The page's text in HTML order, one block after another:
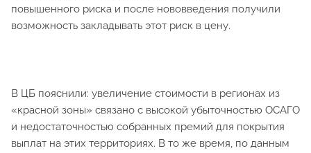
повышенного риска и после нововведения получили
возможность закладывать этот риск в цену.
В ЦБ пояснили: увеличение стоимости в регионах из
«красной зоны» связано с высокой убыточностью ОСАГО
и недостаточностью собранных премий для покрытия
выплат на этих территориях. В то же время, по данным